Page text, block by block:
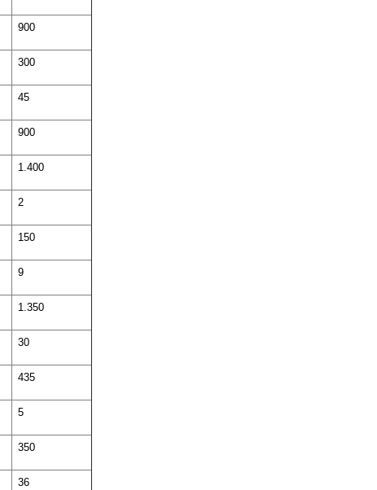
900
300
45
900
1.400
2
150
9
1.350
30
435
5
350
36